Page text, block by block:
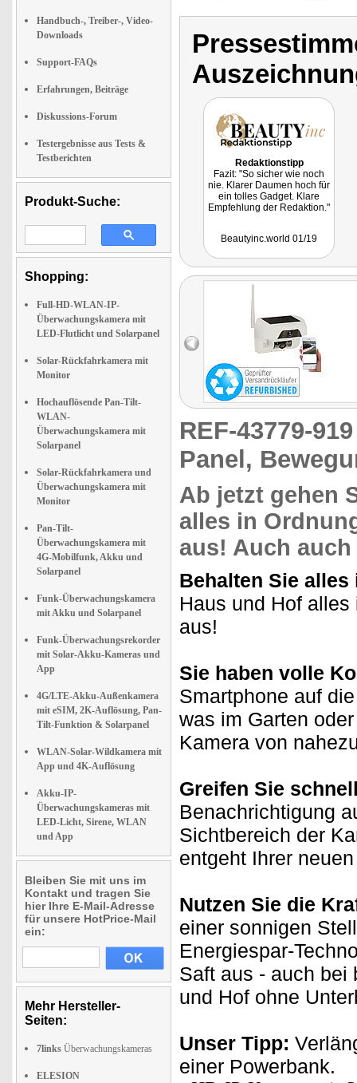
Handbuch-, Treiber-, Video-
Downloads
Support-FAQs
Erfahrungen, Beiträge
Diskussions-Forum
Testergebnisse aus Tests &
Testberichten
Produkt-Suche:
Shopping:
Full-HD-WLAN-IP-
Überwachungskamera mit
LED-Flutlicht und Solarpanel
Solar-Rückfahrkamera mit
Monitor
Hochauflösende Pan-Tilt-
WLAN-
Überwachungskamera mit
Solarpanel
Solar-Rückfahrkamera und
Überwachungskamera mit
Monitor
Pan-Tilt-
Überwachungskamera mit
4G-Mobilfunk, Akku und
Solarpanel
Funk-Überwachungskamera
mit Akku und Solarpanel
Funk-Überwachungsrekorder
mit Solar-Akku-Kameras und
App
4G/LTE-Akku-Außenkamera
mit eSIM, 2K-Auflösung, Pan-
Tilt-Funktion & Solarpanel
WLAN-Solar-Wildkamera mit
App und 4K-Auflösung
Akku-IP-
Überwachungskameras mit
LED-Licht, Sirene, WLAN
und App
Bleiben Sie mit uns im
Kontakt und tragen Sie
hier Ihre E-Mail-Adresse
für unsere HotPrice-Mail
ein:
Mehr Hersteller-
Seiten:
7links Überwachungskameras
ELESION
Redaktionstipp
Fazit: "So sicher wie noch
nie. Klarer Daumen hoch für
ein tolles Gadget. Klare
Empfehlung der Redaktion."
Beautyinc.world 01/19
REF-43779-
Panel,
Ab jetzt gehen
alles in
aus! Auch auch
Behalten Sie
Haus und Hof
aus!
Sie haben volle
Smartphone auf
was im Garten
Kamera von
Greifen Sie
Benachrichtigung
Sichtbereich der
entgeht Ihrer
Nutzen Sie die
einer sonnigen
Energiespar-
Saft aus - auch bei
und Hof ohne
Unser Tipp:
einer Powerbank.